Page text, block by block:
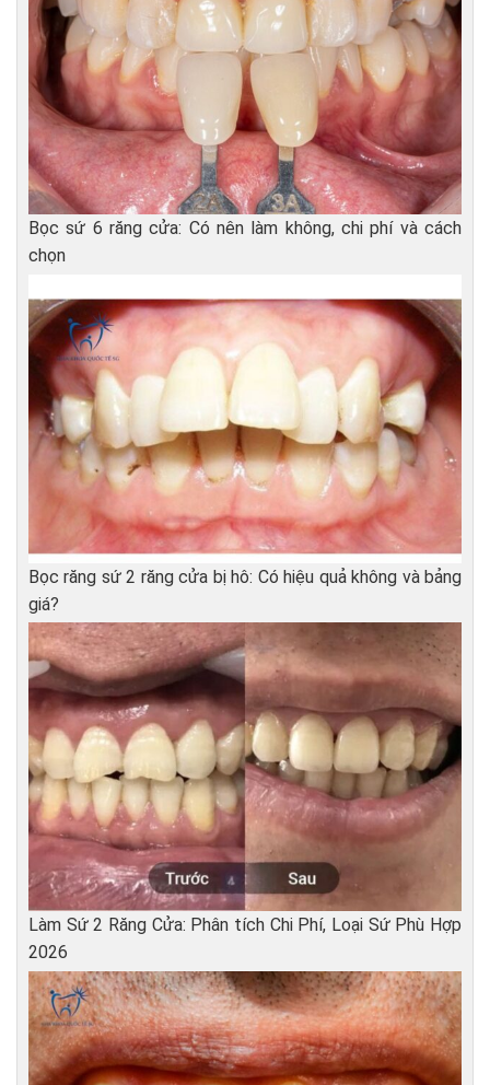
Bọc sứ 6 răng cửa: Có nên làm không, chi phí và cách
chọn
Bọc răng sứ 2 răng cửa bị hô: Có hiệu quả không và bảng
giá?
Làm Sứ 2 Răng Cửa: Phân tích Chi Phí, Loại Sứ Phù Hợp
2026